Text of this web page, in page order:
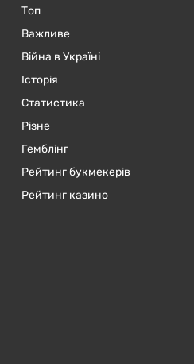
Топ
Важливе
Війна в Україні
Історія
Статистика
Різне
Гемблінг
Рейтинг букмекерів
Рейтинг казино